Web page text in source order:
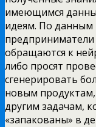
имеющимся
идеям. По данным
обращаются к
либо просят
сгенерировать
новым
другим задачам,
«запакованы» в